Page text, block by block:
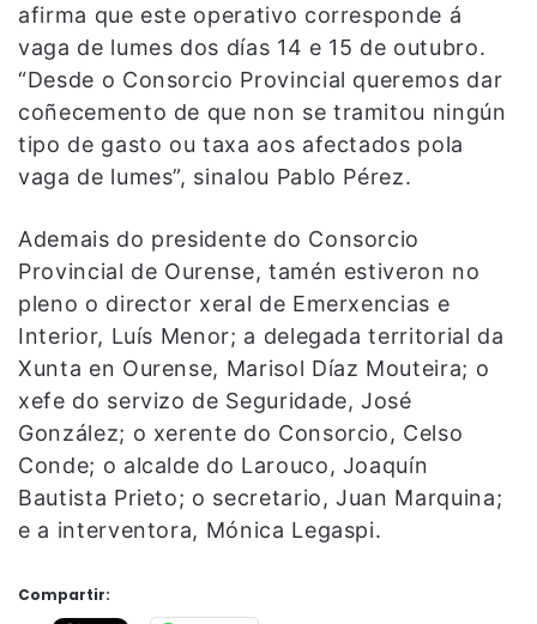
afirma que este operativo corresponde á
vaga de lumes dos días 14 e 15 de outubro.
“Desde o Consorcio Provincial queremos dar
coñecemento de que non se tramitou ningún
tipo de gasto ou taxa aos afectados pola
vaga de lumes”, sinalou Pablo Pérez.
Ademais do presidente do Consorcio
Provincial de Ourense, tamén estiveron no
pleno o director xeral de Emerxencias e
Interior, Luís Menor; a delegada territorial da
Xunta en Ourense, Marisol Díaz Mouteira; o
xefe do servizo de Seguridade, José
González; o xerente do Consorcio, Celso
Conde; o alcalde do Larouco, Joaquín
Bautista Prieto; o secretario, Juan Marquina;
e a interventora, Mónica Legaspi.
Compartir: